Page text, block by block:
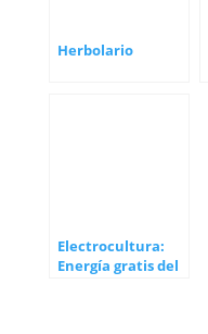
Herbolario
Electrocultura:
Energía gratis del